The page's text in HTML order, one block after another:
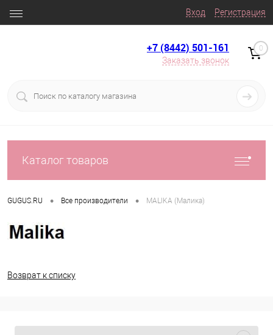
Вход Регистрация
+7 (8442) 501-161
Заказать звонок
0
Каталог товаров
GUGUS.RU • Все производители • MALIKA (Малика)
Возврат к списку